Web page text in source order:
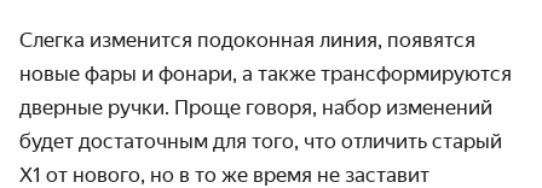
Слегка изменится подоконная линия, появятся
новые фары и фонари, а также трансформируются
дверные ручки. Проще говоря, набор изменений
будет достаточным для того, что отличить старый
X1 от нового, но в то же время не заставит